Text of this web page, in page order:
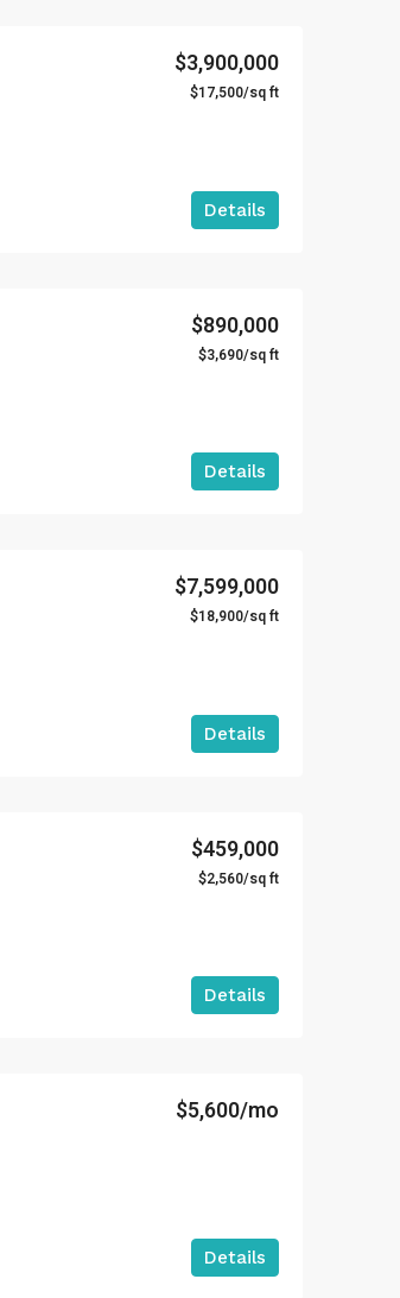
$3,900,000
$17,500/sq ft
Details
$890,000
$3,690/sq ft
Details
$7,599,000
$18,900/sq ft
Details
$459,000
$2,560/sq ft
Details
$5,600/mo
Details